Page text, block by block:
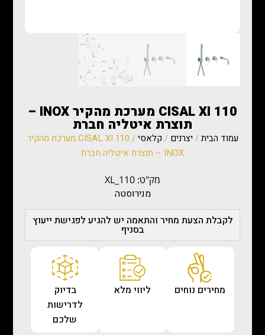
CISAL XI 110 מערכת מהקיר INOX –
תוצרת איטליה חברת
עמוד הבית/ יצרנים / קלאסי
/ CISAL XI 110 מערכת מהקיר
INOX – תוצרת איטליה חברת
מק"ט: XL_110
מנירוסטה
לקבלת הצעת מחיר והתאמה יש להגיע לפגישת ייעוץ
בסניף
מחירים נוחים ליווי מלא
בדיוק
לדרישות
שלכם